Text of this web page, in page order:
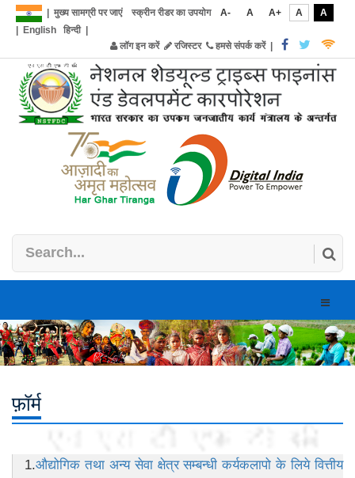
मुख्य सामग्री पर जाएं स्क्रीन रीडर का उपयोग A- A A+ A
A
English हिन्दी|
लॉग इन करें
रजिस्टर हमसे संपर्क करें|
Toggle
फ़ॉर्म
1.औद्योगिक तथा अन्य सेवा क्षेत्र सम्बन्धी कर्यकलापो के लिये वित्तीय